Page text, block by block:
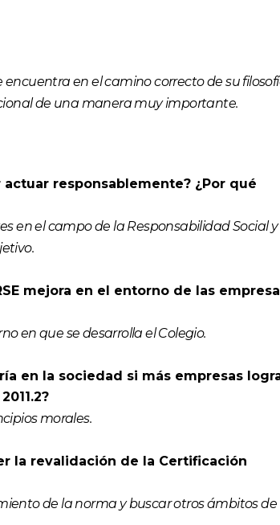
en el camino correcto de su
de una manera muy importante.
responsablemente? ¿Por qué
en el campo de la Responsabilidad Social y
mejora en el entorno de las
en que se desarrolla el Colegio.
en la sociedad si más empresas
morales.
la revalidación de la Certificación
de la norma y buscar otros ámbitos de